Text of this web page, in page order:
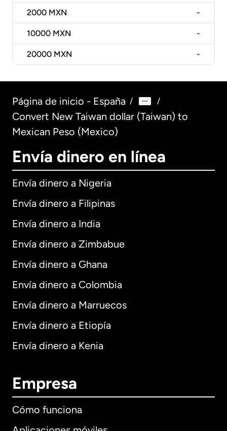
2000 MXN -
10000 MXN -
20000 MXN -
Página de inicio - España / /
Convert New Taiwan dollar (Taiwan) to
Mexican Peso (Mexico)
Envía dinero en línea
Envía dinero a Nigeria
Envía dinero a Filipinas
Envía dinero a India
Envía dinero a Zimbabue
Envía dinero a Ghana
Envía dinero a Colombia
Envía dinero a Marruecos
Envía dinero a Etiopía
Envía dinero a Kenia
Empresa
Cómo funciona